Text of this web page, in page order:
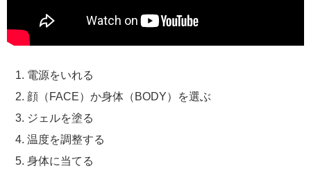
電源をいれる
顔（FACE）か身体（BODY）を選ぶ
ジェルを塗る
温度を調整する
身体に当てる